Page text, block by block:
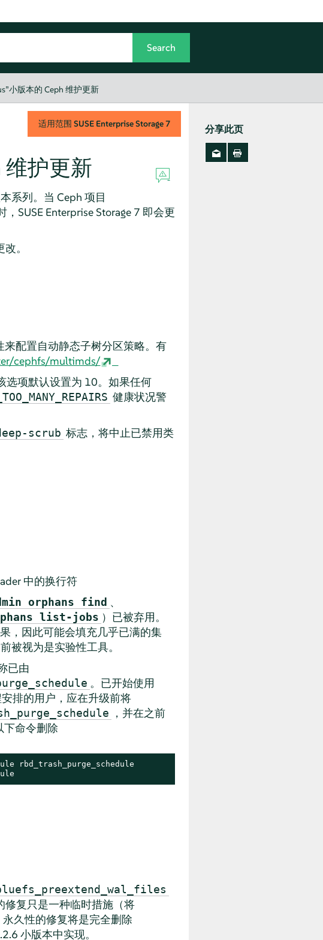
小版本的 Ceph 维护更新
适用范围 SUSE Enterprise Storage7
维护更新
系列。当 Ceph 项目
SUSE Enterprise Storage 7 即会更
。
配置自动静态子树分区策略。有
cephfs/multimds/
选项默认设置为 10。如果任何
健康状况警
scrub 标志，将中止已禁用类
中的换行符
orphans find 、
list-jobs ）已被弃用。
，因此可能会填充几乎已满的集
被视为是实验性工具。
已由
。已开始使用
排的用户，应在升级前将
，并在之前
下命令删除
rbd_trash_purge_schedule
修复只是一种临时措施（将
永久性的修复将是完全删除
小版本中实现。
分享此页